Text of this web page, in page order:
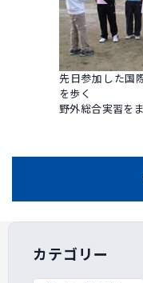
先日参加した国
を歩く
野外総合実習を
カテゴリー